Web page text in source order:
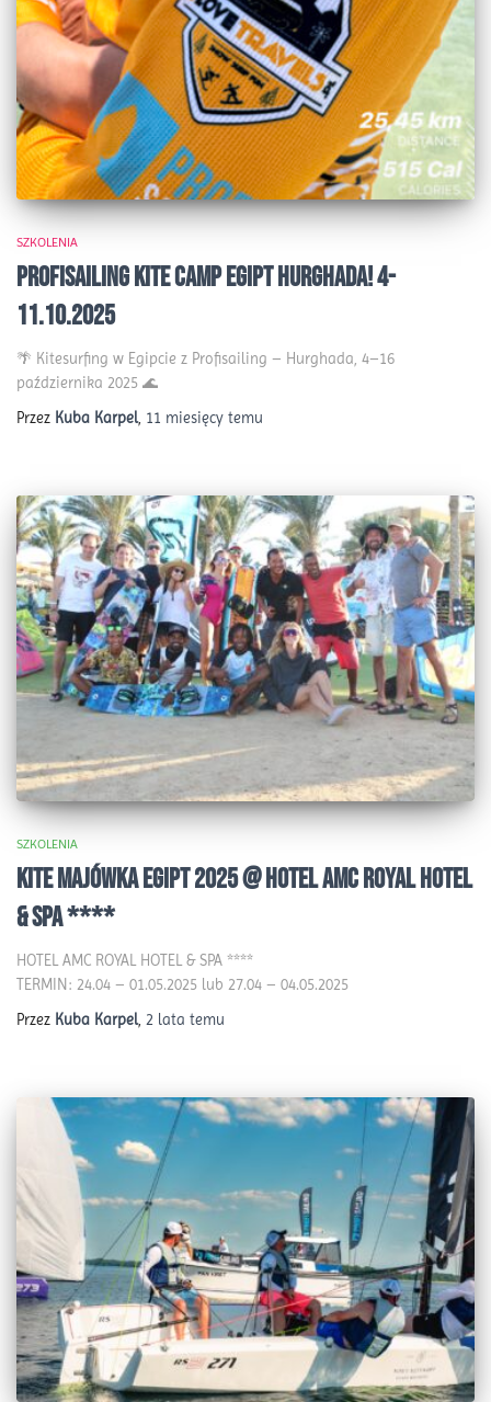
SZKOLENIA
ProfiSailing Kite Camp Egipt Hurghada! 4-
11.10.2025
🌴 Kitesurfing w Egipcie z Profisailing – Hurghada, 4–16
października 2025 🌊
Przez Kuba Karpel, 11 miesięcy temu
SZKOLENIA
KITE MAJÓWKA EGIPT 2025 @ HOTEL AMC ROYAL HOTEL
& SPA ****
HOTEL AMC ROYAL HOTEL & SPA ****
TERMIN: 24.04 – 01.05.2025 lub 27.04 – 04.05.2025
Przez Kuba Karpel, 2 lata temu